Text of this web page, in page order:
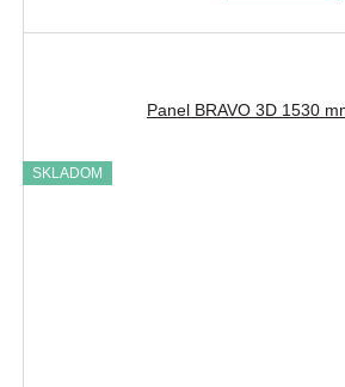
Panel BRAVO 3D 1530
SKLADOM